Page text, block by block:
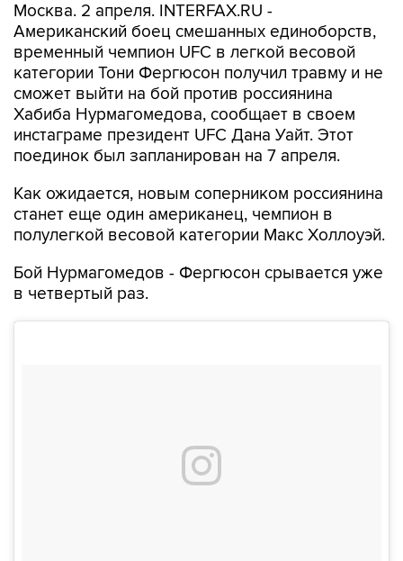
Москва. 2 апреля. INTERFAX.RU -
Американский боец смешанных единоборств,
временный чемпион UFC в легкой весовой
категории Тони Фергюсон получил травму и не
сможет выйти на бой против россиянина
Хабиба Нурмагомедова, сообщает в своем
инстаграме президент UFC Дана Уайт. Этот
поединок был запланирован на 7 апреля.
Как ожидается, новым соперником россиянина
станет еще один американец, чемпион в
полулегкой весовой категории Макс Холлоуэй.
Бой Нурмагомедов - Фергюсон срывается уже
в четвертый раз.